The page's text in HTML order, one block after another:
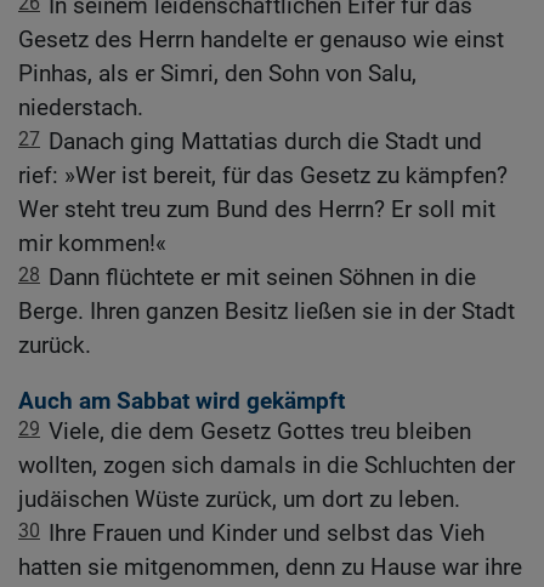
In seinem leidenschaftlichen Eifer für das
Gesetz des Herrn handelte er genauso wie einst
Pinhas, als er Simri, den Sohn von Salu,
niederstach.
27 Danach ging Mattatias durch die Stadt und
rief: »Wer ist bereit, für das Gesetz zu kämpfen?
Wer steht treu zum Bund des Herrn? Er soll mit
mir kommen!«
28 Dann flüchtete er mit seinen Söhnen in die
Berge. Ihren ganzen Besitz ließen sie in der Stadt
zurück.
Auch am Sabbat wird gekämpft
29 Viele, die dem Gesetz Gottes treu bleiben
wollten, zogen sich damals in die Schluchten der
judäischen Wüste zurück, um dort zu leben.
30 Ihre Frauen und Kinder und selbst das Vieh
hatten sie mitgenommen, denn zu Hause war ihre